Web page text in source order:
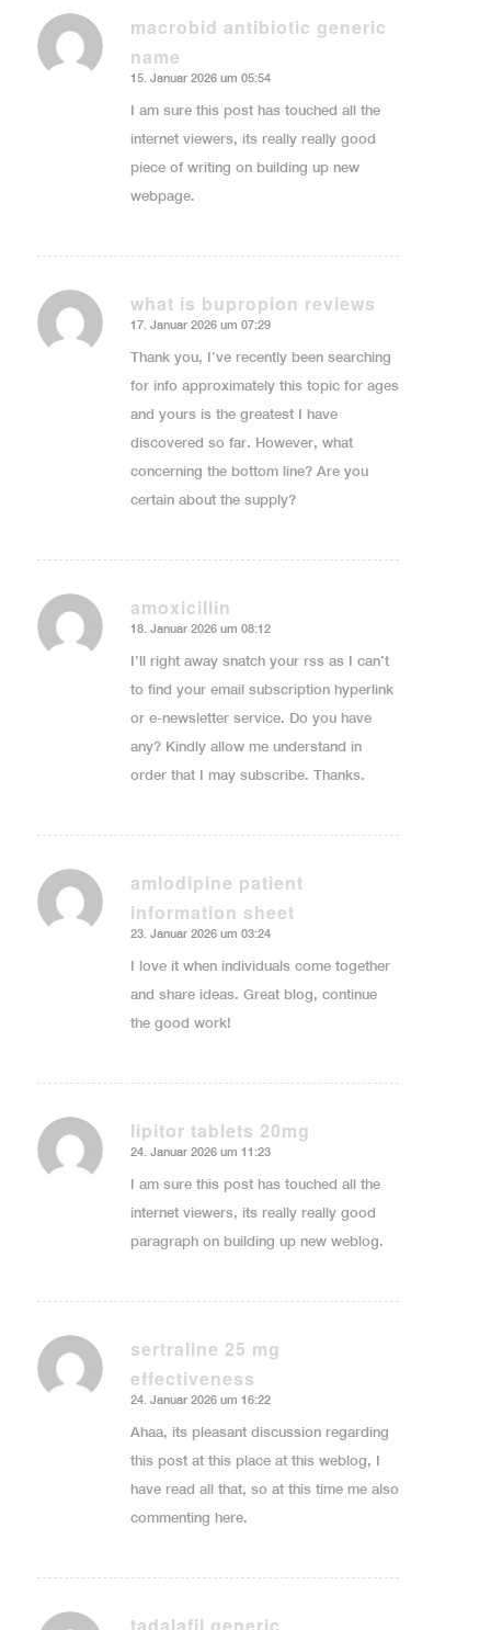
macrobid antibiotic generic
name
sagte:
15. Januar 2026 um 05:54
I am sure this post has touched all the
internet viewers, its really really good
piece of writing on building up new
webpage.
what is bupropion reviews
sagte:
17. Januar 2026 um 07:29
Thank you, I’ve recently been searching
for info approximately this topic for ages
and yours is the greatest I have
discovered so far. However, what
concerning the bottom line? Are you
certain about the supply?
amoxicillin
sagte:
18. Januar 2026 um 08:12
I’ll right away snatch your rss as I can’t
to find your email subscription hyperlink
or e-newsletter service. Do you have
any? Kindly allow me understand in
order that I may subscribe. Thanks.
amlodipine patient
information sheet
sagte:
23. Januar 2026 um 03:24
I love it when individuals come together
and share ideas. Great blog, continue
the good work!
lipitor tablets 20mg
sagte:
24. Januar 2026 um 11:23
I am sure this post has touched all the
internet viewers, its really really good
paragraph on building up new weblog.
sertraline 25 mg
effectiveness
sagte:
24. Januar 2026 um 16:22
Ahaa, its pleasant discussion regarding
this post at this place at this weblog, I
have read all that, so at this time me also
commenting here.